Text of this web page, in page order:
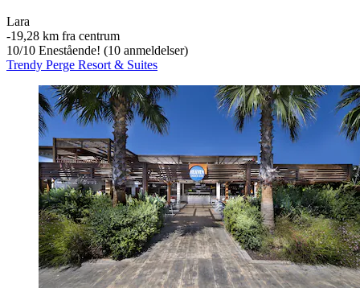
Lara
‐19,28 km fra centrum
10/10 Enestående! (10 anmeldelser)
Trendy Perge Resort & Suites